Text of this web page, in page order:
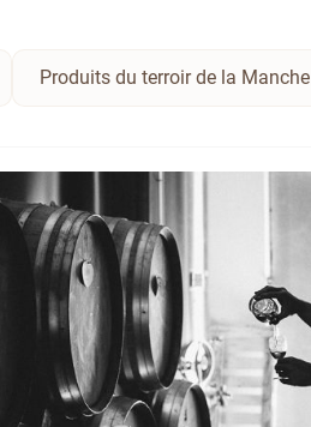
Produits du terroir de la Manche